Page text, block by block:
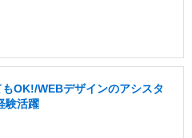
OK!/WEBデザインのアシスタ
験活躍